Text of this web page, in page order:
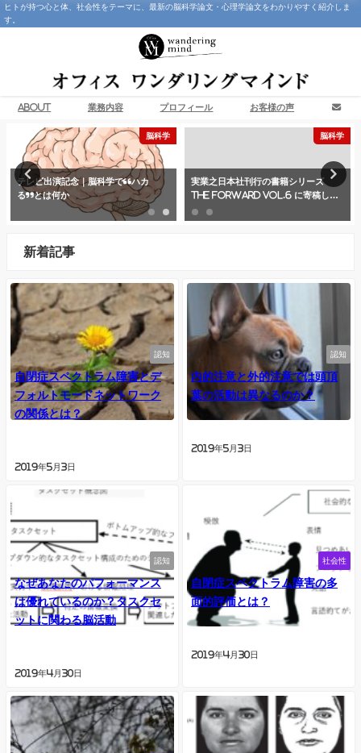
ヒトが持つ心と体、社会性をテーマに、最新の脳科学論文・心理学論文をわかりやすく紹介しま
す。
About 業務内容 プロフィール お客様の声
脳科学
テレビ出演記念｜脳科学で“ハカ
る”とは何か
脳科学
実業之日本社刊行の書籍シリーズ
THE FORWARD Vol.6 に寄稿しま
した
新着記事
認知
自閉症スペクトラム障害とデ
フォルトモードネットワーク
の関係とは？
2019年5月3日
認知
内的注意と外的注意では頭頂
葉の活動は異なるのか？
2019年5月3日
認知
なぜあなたのパフォーマンス
は優れているのか？タスクセ
ットに関わる脳活動
2019年4月30日
社会性
自閉症スペクトラム障害の多
面的評価とは？
2019年4月30日